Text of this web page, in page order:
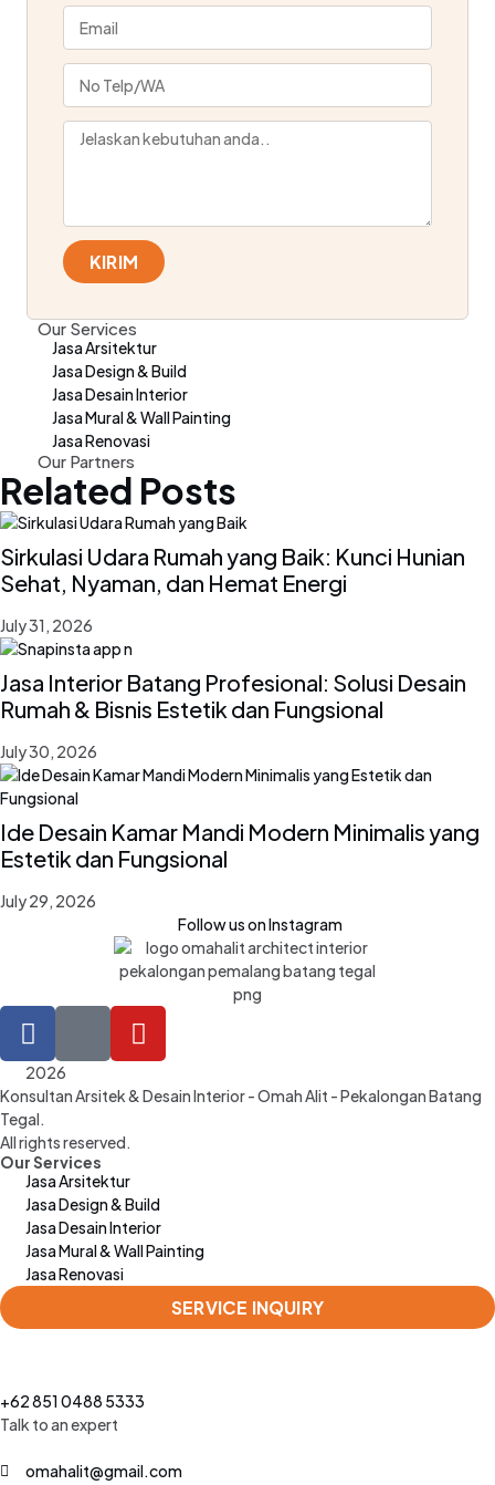
KIRIM
Our Services
Jasa Arsitektur
Jasa Design & Build
Jasa Desain Interior
Jasa Mural & Wall Painting
Jasa Renovasi
Our Partners
Related Posts
Sirkulasi Udara Rumah yang Baik: Kunci Hunian
Sehat, Nyaman, dan Hemat Energi
July 31, 2026
Jasa Interior Batang Profesional: Solusi Desain
Rumah & Bisnis Estetik dan Fungsional
July 30, 2026
Ide Desain Kamar Mandi Modern Minimalis yang
Estetik dan Fungsional
July 29, 2026
Follow us on Instagram
2026
Konsultan Arsitek & Desain Interior - Omah Alit - Pekalongan Batang
Tegal.
All rights reserved.
Our Services
Jasa Arsitektur
Jasa Design & Build
Jasa Desain Interior
Jasa Mural & Wall Painting
Jasa Renovasi
SERVICE INQUIRY
+62 851 0488 5333
Talk to an expert
omahalit@gmail.com